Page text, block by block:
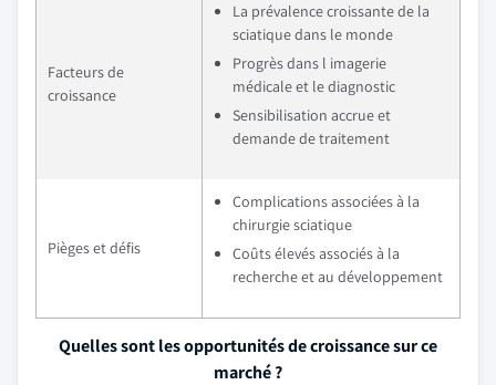
Facteurs de
croissance
La prévalence croissante de la
sciatique dans le monde
Progrès dans l imagerie
médicale et le diagnostic
Sensibilisation accrue et
demande de traitement
Pièges et défis
Complications associées à la
chirurgie sciatique
Coûts élevés associés à la
recherche et au développement
Quelles sont les opportunités de croissance sur ce
marché ?